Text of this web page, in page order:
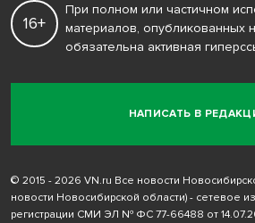
НАПИСАТЬ В
16+
При полном или частичном
материалов, опубликованных
обязательна активная
© 2015 - 2026 VN.ru Все новости
новости Новосибирской области) - сетевое
регистрации СМИ ЭЛ № ФС 77-66488 от